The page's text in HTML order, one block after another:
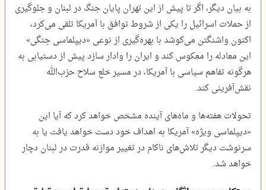
به بیان دیگر، اگر تا پیش از این تهران پایان جنگ در لبنان و جلوگیری
از حملات اسرائیل را یکی از شروط توافق با آمریکا تلقی می‌کرد،
اکنون واشنگتن می‌کوشد با بهره‌گیری از نوعی «دیپلماسی جنگی»
این معادله را معکوس کند و ایران را وادار سازد پیش از دستیابی به
هرگونه تفاهم سیاسی با آمریکا، در مسیر خلع سلاح حزب‌الله
نقش‌آفرینی کند.
تحولات هفته‌ها و ماه‌های آینده مشخص خواهد کرد که آیا این
«دیپلماسی ویژه» آمریکا به اهداف خود دست خواهد یافت یا به
سرنوشت دیگر تلاش‌های ناکام در تغییر موازنه قدرت در لبنان دچار
خواهد شد.